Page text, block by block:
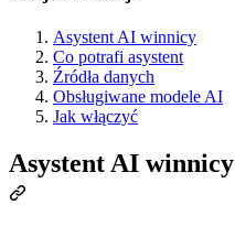
Asystent AI winnicy
Co potrafi asystent
Źródła danych
Obsługiwane modele AI
Jak włączyć
Asystent AI winnicy